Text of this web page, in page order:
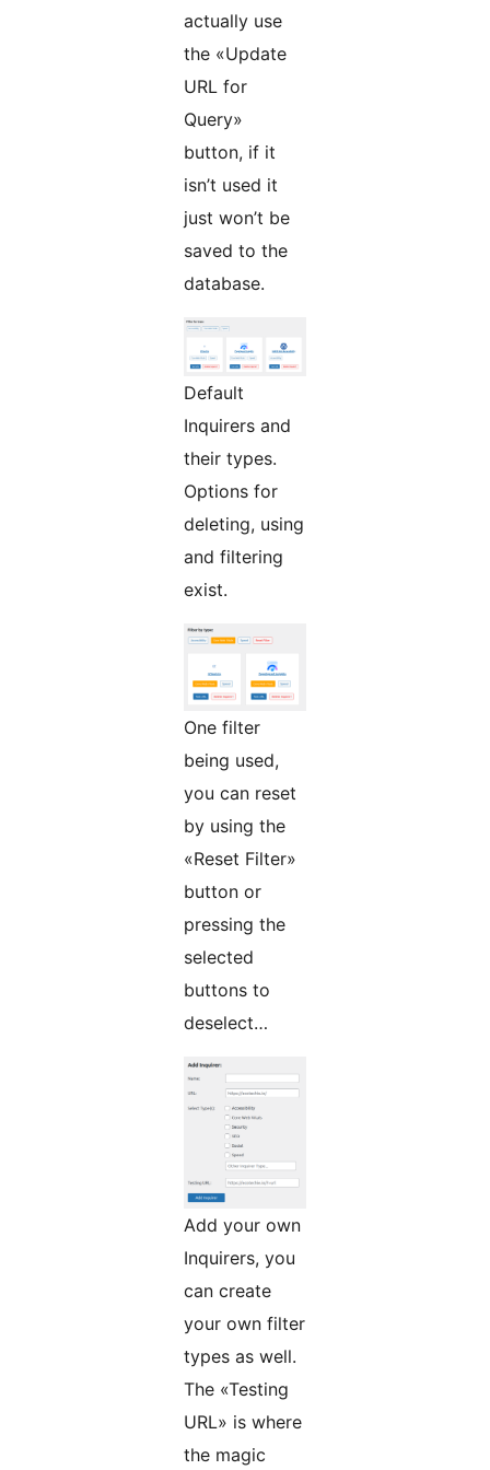
actually use
the «Update
URL for
Query»
button, if it
isn’t used it
just won’t be
saved to the
database.
Default
Inquirers and
their types.
Options for
deleting, using
and filtering
exist.
One filter
being used,
you can reset
by using the
«Reset Filter»
button or
pressing the
selected
buttons to
deselect…
Add your own
Inquirers, you
can create
your own filter
types as well.
The «Testing
URL» is where
the magic